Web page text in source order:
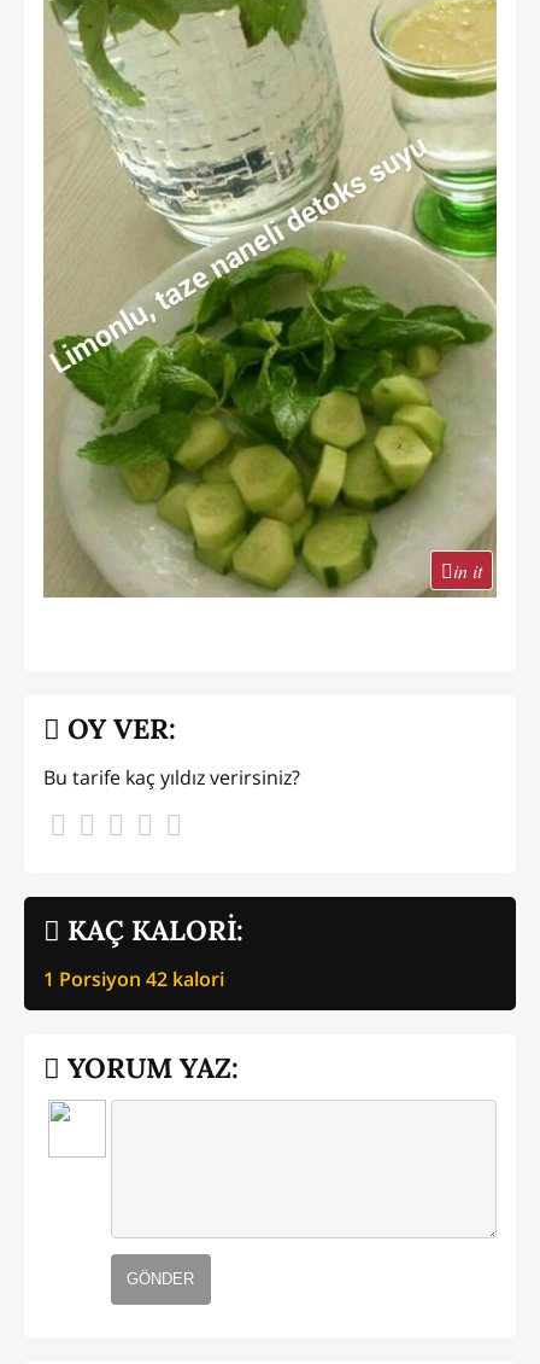
in it
KAÇ KALORİ:
1 Porsiyon 42 kalori
OY VER:
Bu tarife kaç yıldız verirsiniz?
YORUM YAZ:
GÖNDER